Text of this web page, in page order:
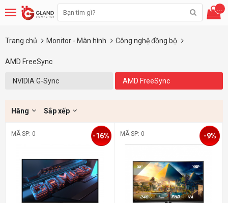
...
Trang chủ Monitor - Màn hình Công nghệ đồng bộ
AMD FreeSync
NVIDIA G-Sync AMD FreeSync
Hãng Sắp xếp
MÃ SP: 0 -16% MÃ SP: 0 -9%